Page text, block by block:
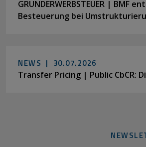
GRUNDERWERBSTEUER | BMF
Besteuerung bei
NEWS | 30.07.2026
Transfer Pricing | Public CbCR: